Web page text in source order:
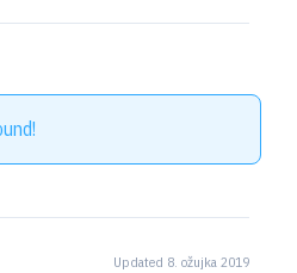
Updated 8. ožujka 2019